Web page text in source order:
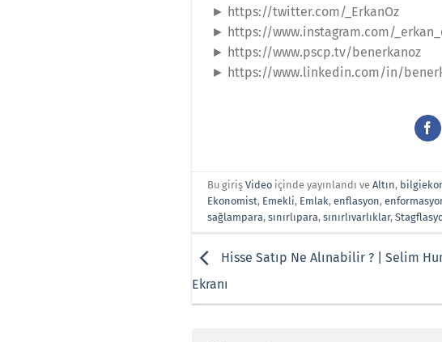
► https://twitter.com/_ErkanOz
► https://www.instagram.com/
► https://www.pscp.tv/benerkanoz
► https://www.linkedin.com/in/
Bu girişVideo içinde yayınlandı veAltın,
Ekonomist, Emekli, Emlak,enflasyon,
sağlampara,sınırlıpara,sınırlıvarlıklar,
Hisse Satıp Ne Alınabilir ? | Selim
Ekranı